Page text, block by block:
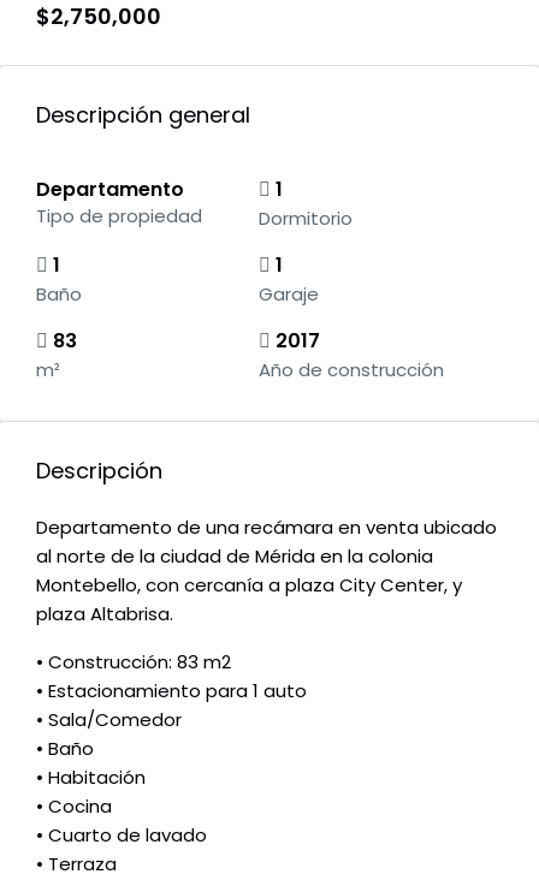
$2,750,000
Descripción general
Departamento
Tipo de propiedad
1
Dormitorio
1
Baño
1
Garaje
83
m²
2017
Año de construcción
Descripción
Departamento de una recámara en venta ubicado
al norte de la ciudad de Mérida en la colonia
Montebello, con cercanía a plaza City Center, y
plaza Altabrisa.
• Construcción: 83 m2
• Estacionamiento para 1 auto
• Sala/Comedor
• Baño
• Habitación
• Cocina
• Cuarto de lavado
• Terraza